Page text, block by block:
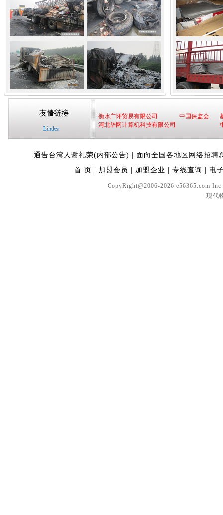
衡水广怀贸易有限公司 中国保监会
河北华网计算机科技有限公司
通告台湾人谢礼荣(内部公告)
面向全国各地区网络招聘
首 页
加盟会员 加盟企业 专线查询 电
CopyRight@2006-2026 e56365.com
现代